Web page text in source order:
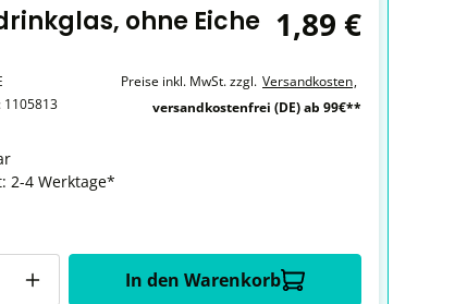
ohne Eiche 1,89 €
1105813
Preise inkl. MwSt. zzgl. Versandkosten,
versandkostenfrei (DE) ab 99€**
2-4 Werktage*
In den Warenkorb